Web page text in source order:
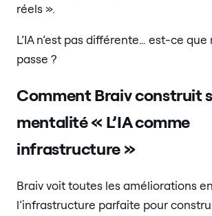
réels ».
L’IA n’est pas différente… est-ce
passe ?
Comment Braiv construit
mentalité « L’IA comme
infrastructure »
Braiv voit toutes les améliorations
l’infrastructure parfaite pour